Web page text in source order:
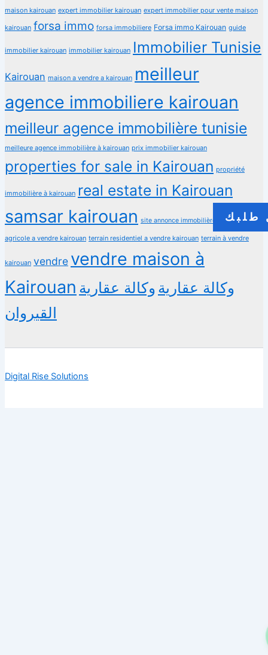
طلبك
maison kairouan expert immobilier kairouan expert immobilier pour vente maison
kairouan forsa immo forsa immobiliere Forsa immo Kairouan guide
immobilier kairouan immobilier kairouan Immobilier Tunisie
Kairouan maison a vendre a kairouan meilleur
agence immobiliere kairouan
meilleur agence immobilière tunisie
meilleure agence immobilière à kairouan prix immobilier kairouan
properties for sale in Kairouan propriété
immobilière à kairouan real estate in Kairouan
samsar kairouan site annonce immobilière terrain
agricole a vendre kairouan terrain residentiel a vendre kairouan terrain à vendre
kairouan vendre vendre maison à
Kairouan
وكالة عقارية وكالة عقارية
القيروان
Digital Rise Solutions